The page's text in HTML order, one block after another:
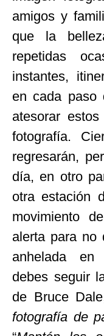
amigos y
que la
repetidas
instantes,
en cada paso
atesorar
fotografía.
regresarán,
día, en otro
otra estación
movimiento
alerta para no
anhelada en
debes seguir
de Bruce
fotografía de